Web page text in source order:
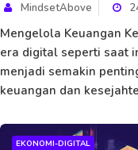
MindsetAbove
Mengelola Keuangan
era digital seperti saat
menjadi semakin
keuangan dan
EKONOMI-DIGITAL